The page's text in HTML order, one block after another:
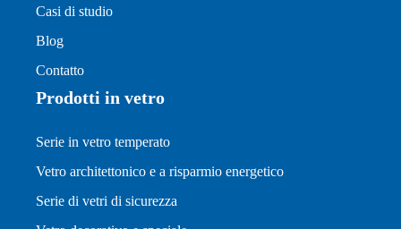
Casi di studio
Blog
Contatto
Prodotti in vetro
Serie in vetro temperato
Vetro architettonico e a risparmio energetico
Serie di vetri di sicurezza